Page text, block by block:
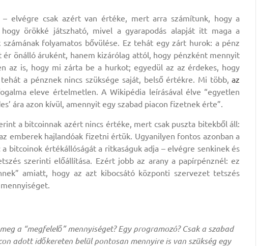
elvégre csak azért van értéke, mert arra számítunk, hogy a
örökké játszható, mivel a gyarapodás alapját itt maga a
folyamatos bővülése. Ez tehát egy zárt hurok: a pénz
önálló áruként, hanem kizárólag attól, hogy pénzként mennyit
az is, hogy mi zárta be a hurkot; egyedül az az érdekes, hogy
a pénznek nincs szüksége saját, belső értékre. Mi több,az
eleve értelmetlen. A Wikipédia leírásával élve “egyetlen
ára azon kívül, amennyit egy szabad piacon fizetnek érte”.
a bitcoinnak azért nincs értéke, mert csak puszta bitekből áll:
emberek hajlandóak fizetni értük. Ugyanilyen fontos azonban a
bitcoinok értékállóságát a ritkaságuk adja – elvégre senkinek és
szerinti előállítása. Ezért jobb az arany a papírpénznél: ez
amiatt, hogy az azt kibocsátó központi szervezet tetszés
a “megfelelő” mennyiséget? Egy programozó? Csak a szabad
adott időkereten belül pontosan mennyire is van szükség egy